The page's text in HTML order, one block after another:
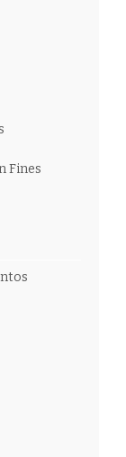
Fines